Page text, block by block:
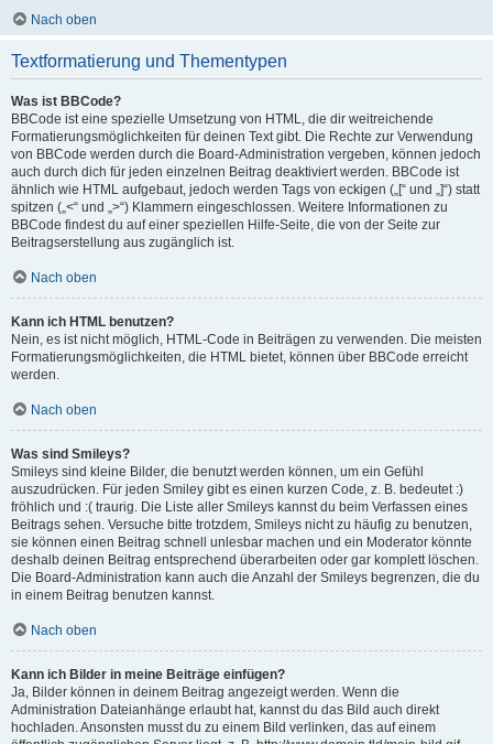
Nach oben
Textformatierung und Thementypen
Was ist BBCode?
BBCode ist eine spezielle Umsetzung von HTML, die dir weitreichende
Formatierungsmöglichkeiten für deinen Text gibt. Die Rechte zur Verwendung
von BBCode werden durch die Board-Administration vergeben, können jedoch
auch durch dich für jeden einzelnen Beitrag deaktiviert werden. BBCode ist
ähnlich wie HTML aufgebaut, jedoch werden Tags von eckigen („[“ und „]“) statt
spitzen („<“ und „>“) Klammern eingeschlossen. Weitere Informationen zu
BBCode findest du auf einer speziellen Hilfe-Seite, die von der Seite zur
Beitragserstellung aus zugänglich ist.
Nach oben
Kann ich HTML benutzen?
Nein, es ist nicht möglich, HTML-Code in Beiträgen zu verwenden. Die meisten
Formatierungsmöglichkeiten, die HTML bietet, können über BBCode erreicht
werden.
Nach oben
Was sind Smileys?
Smileys sind kleine Bilder, die benutzt werden können, um ein Gefühl
auszudrücken. Für jeden Smiley gibt es einen kurzen Code, z. B. bedeutet :)
fröhlich und :( traurig. Die Liste aller Smileys kannst du beim Verfassen eines
Beitrags sehen. Versuche bitte trotzdem, Smileys nicht zu häufig zu benutzen,
sie können einen Beitrag schnell unlesbar machen und ein Moderator könnte
deshalb deinen Beitrag entsprechend überarbeiten oder gar komplett löschen.
Die Board-Administration kann auch die Anzahl der Smileys begrenzen, die du
in einem Beitrag benutzen kannst.
Nach oben
Kann ich Bilder in meine Beiträge einfügen?
Ja, Bilder können in deinem Beitrag angezeigt werden. Wenn die
Administration Dateianhänge erlaubt hat, kannst du das Bild auch direkt
hochladen. Ansonsten musst du zu einem Bild verlinken, das auf einem